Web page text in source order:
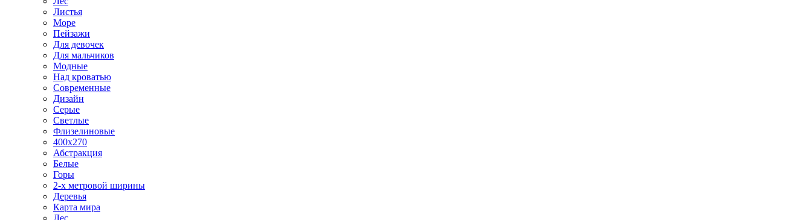
Листья
Море
Пейзажи
Для девочек
Для мальчиков
Модные
Над кроватью
Современные
Дизайн
Серые
Светлые
Флизелиновые
400х270
Абстракция
Белые
Горы
2-х метровой ширины
Деревья
Карта мира
Лес